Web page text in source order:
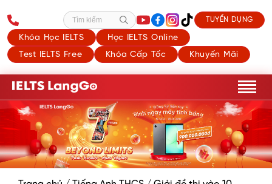
Khóa Học IELTS
Học IELTS Online
Test IELTS Free
Khóa Cấp Tốc Khuyến Mãi
Tìm kiếm TUYỂN DỤNG